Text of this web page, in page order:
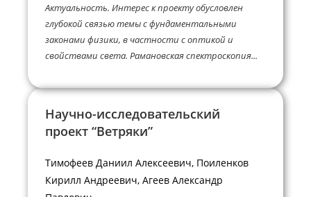
Актуальность. Интерес к проекту обусловлен
глубокой связью темы с фундаментальными
законами физики, в частности с оптикой и
свойствами света. Рамановская спектроскопия...
Научно-исследовательский
проект “Ветряки”
Тимофеев Даниил Алексеевич, Поиленков
Кирилл Андреевич, Агеев Александр